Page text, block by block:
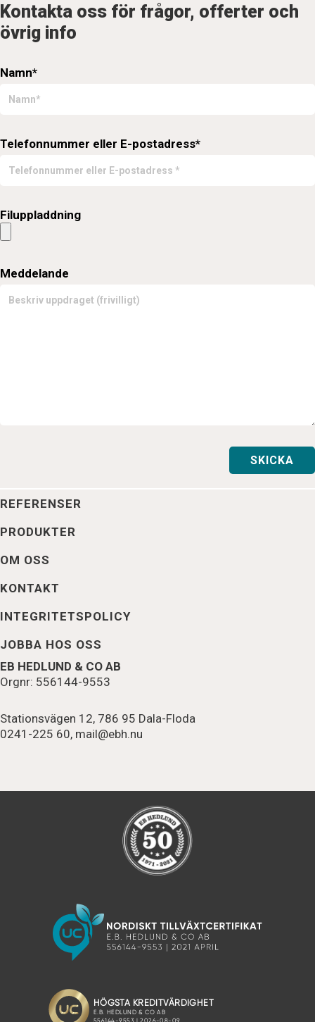
Kontakta oss för frågor, offerter och
övrig info
Namn*
Telefonnummer eller E-postadress*
Filuppladdning
Meddelande
REFERENSER
PRODUKTER
OM OSS
KONTAKT
INTEGRITETSPOLICY
JOBBA HOS OSS
EB HEDLUND & CO AB
Orgnr: 556144-9553
Stationsvägen 12, 786 95 Dala-Floda
0241-225 60, mail@ebh.nu